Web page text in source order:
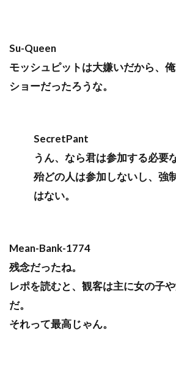
Su-Queen
モッシュピットは大嫌いだから、
ショーだったろうな。
SecretPant
うん、なら君は参加する必要
殆どの人は参加しないし、強
はない。
Mean-Bank-1774
残念だったね。
レポを読むと、観客は主に女の子
だ。
それって最高じゃん。